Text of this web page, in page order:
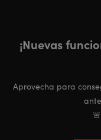
¡Nuevas
Aprovecha para